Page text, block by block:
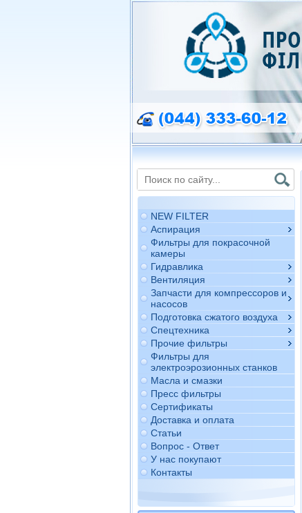
NEW FILTER
Аспирация
Фильтры для покрасочной
камеры
Гидравлика
Вентиляция
Запчасти для компрессоров и
насосов
Подготовка сжатого воздуха
Спецтехника
Прочие фильтры
Фильтры для
электроэрозионных станков
Масла и смазки
Пресс фильтры
Сертификаты
Доставка и оплата
Статьи
Вопрос - Ответ
У нас покупают
Контакты